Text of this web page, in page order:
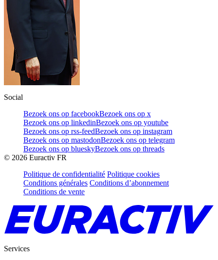
Social
Bezoek ons op facebookBezoek ons op x
Bezoek ons op linkedinBezoek ons op youtube
Bezoek ons op rss-feedBezoek ons op instagram
Bezoek ons op mastodonBezoek ons op telegram
Bezoek ons op blueskyBezoek ons op threads
© 2026 Euractiv FR
Politique de confidentialité Politique cookies
Conditions générales Conditions d’abonnement
Conditions de vente
Services